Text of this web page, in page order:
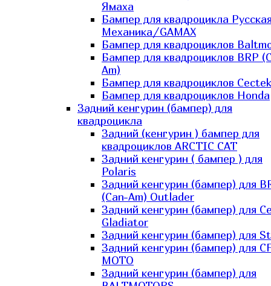
Ямаха
Бампер для квадроцикла
Механика/GAMAX
Бампер для квадроциклов
Бампер для квадроциклов BRP
Am)
Бампер для квадроциклов Cectek
Бампер для квадроциклов Honda
Задний кенгурин (бампер) для
квадроцикла
Задний (кенгурин ) бампер для
квадроциклов ARCTIC CAT
Задний кенгурин ( бампер ) для
Polaris
Задний кенгурин (бампер) для
(Can-Am) Outlader
Задний кенгурин (бампер) для
Gladiator
Задний кенгурин (бампер) для
Задний кенгурин (бампер) для
MOTO
Задний кенгурин (бампер) для